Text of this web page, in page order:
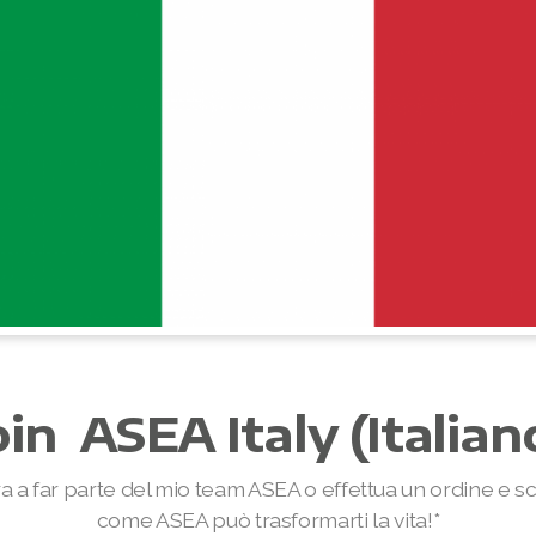
ASEA Italy
a far parte del mio team ASEA o effettua un ordine e
come ASEA può trasformarti la vita!*